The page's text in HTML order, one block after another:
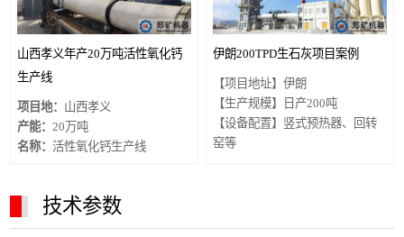
山西孝义年产20万吨活性氧化钙
生产线
项目地： 山西孝义
产能： 20万吨
名称： 活性氧化钙生产线
伊朗200TPD生石灰项目案例
【项目地址】伊朗
【生产规模】日产200吨
【设备配置】竖式预热器、回转
窑等
技术参数